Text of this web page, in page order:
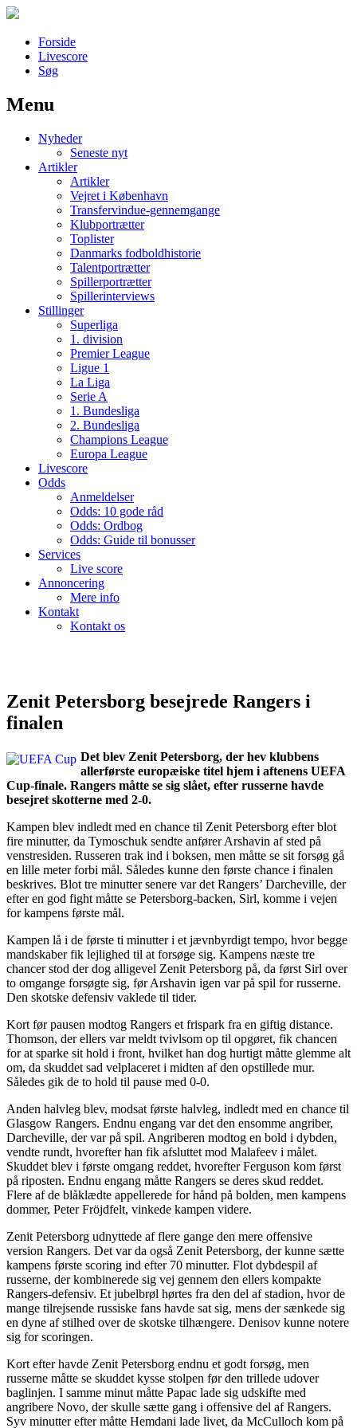
Forside
Livescore
Søg
Наши партнеры
лучшие займы
Menu
Nyheder
Seneste nyt
Artikler
Artikler
Vejret i København
Transfervindue-gennemgange
Klubportrætter
Toplister
Danmarks fodboldhistorie
Talentportrætter
Spillerportrætter
Spillerinterviews
Stillinger
Superliga
1. division
Premier League
Ligue 1
La Liga
Serie A
1. Bundesliga
2. Bundesliga
Champions League
Europa League
Livescore
Odds
Anmeldelser
Odds: 10 gode råd
Odds: Ordbog
Odds: Guide til bonusser
Services
Live score
Annoncering
Mere info
Kontakt
Kontakt os
Zenit Petersborg besejrede Rangers i
finalen
Det blev Zenit Petersborg, der hev klubbens
allerførste europæiske titel hjem i aftenens UEFA
Cup-finale. Rangers måtte se sig slået, efter russerne havde
besejret skotterne med 2-0.
Kampen blev indledt med en chance til Zenit Petersborg efter blot
fire minutter, da Tymoschuk sendte anfører Arshavin af sted på
venstresiden. Russeren trak ind i boksen, men måtte se sit forsøg gå
en lille meter forbi mål. Således kunne den første chance i finalen
beskrives. Blot tre minutter senere var det Rangers’ Darcheville, der
efter en god fight måtte se Petersborg-backen, Sirl, komme i vejen
for kampens første mål.
Kampen lå i de første ti minutter i et jævnbyrdigt tempo, hvor begge
mandskaber fik lejlighed til at forsøge sig. Kampens næste tre
chancer stod der dog alligevel Zenit Petersborg på, da først Sirl over
to omgange forsøgte sig, før Arshavin igen var på spil for russerne.
Den skotske defensiv vaklede til tider.
Kort før pausen modtog Rangers et frispark fra en giftig distance.
Thomson, der ellers var meldt tvivlsom op til opgøret, fik chancen
for at sparke sit hold i front, hvilket han dog hurtigt måtte glemme alt
om, da skuddet sad velplaceret i midten af den opstillede mur.
Således gik de to hold til pause med 0-0.
Anden halvleg blev, modsat første halvleg, indledt med en chance til
Glasgow Rangers. Endnu engang var det den ensomme angriber,
Darcheville, der var på spil. Angriberen modtog en bold i dybden,
vendte rundt, hvorefter han fik afsluttet mod Malafeev i målet.
Skuddet blev i første omgang reddet, hvorefter Ferguson kom først
på riposten. Endnu engang måtte Rangers se deres skud reddet.
Flere af de blåklædte appellerede for hånd på bolden, men kampens
dommer, Peter Fröjdfelt, vinkede kampen videre.
Zenit Petersborg udnyttede af flere gange den mere offensive
version Rangers. Det var da også Zenit Petersborg, der kunne sætte
kampens første scoring ind efter 70 minutter. Flot dybdespil af
russerne, der kombinerede sig vej gennem den ellers kompakte
Rangers-defensiv. Et jubelbrøl hørtes fra den del af stadion, hvor de
mange tilrejsende russiske fans havde sat sig, mens der sænkede sig
en dyne af stilhed over de skotske tilhængere. Denisov kunne notere
sig for scoringen.
Kort efter havde Zenit Petersborg endnu et godt forsøg, men
russerne måtte se skuddet kysse stolpen før den trillede udover
baglinjen. I samme minut måtte Papac lade sig udskifte med
angribere Novo, der skulle sætte gang i offensive del af Rangers.
Syv minutter efter måtte Hemdani lade livet, da McCulloch kom på